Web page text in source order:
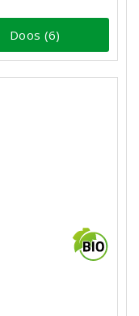
Doos (6)